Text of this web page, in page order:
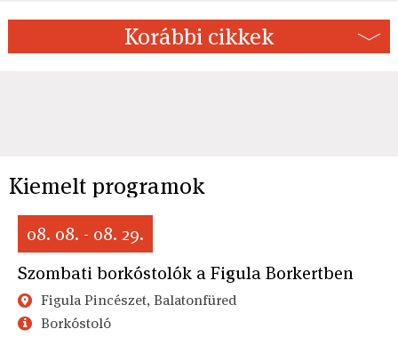
Korábbi cikkek
Kiemelt programok
08. 08. - 08. 29.
Szombati borkóstolók a Figula Borkertben
Figula Pincészet, Balatonfüred
Borkóstoló